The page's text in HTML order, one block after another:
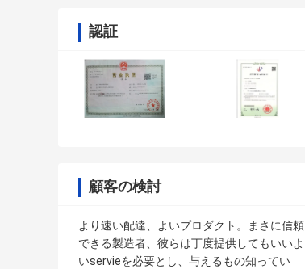
認証
顧客の検討
より速い配達、よいプロダクト。まさに信頼
できる製造者、彼らは丁度提供してもいいよ
いservieを必要とし、与えるもの知ってい